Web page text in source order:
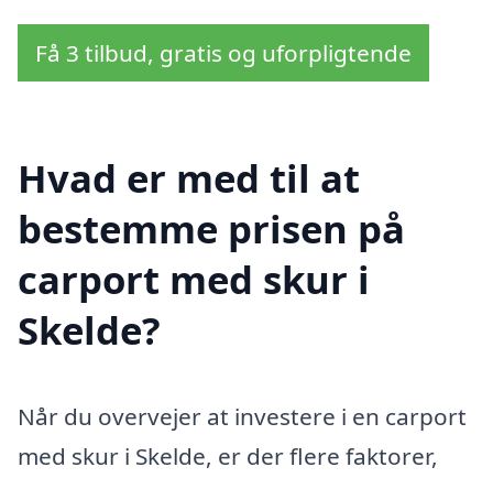
Få 3 tilbud, gratis og uforpligtende
Hvad er med til at
bestemme prisen på
carport med skur i
Skelde?
Når du overvejer at investere i en carport
med skur i Skelde, er der flere faktorer,